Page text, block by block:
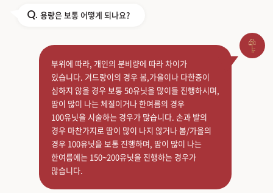
Q. 용량은 보통 어떻게 되나요?
부위에 따라, 개인의 분비량에 따라 차이가
있습니다. 겨드랑이의 경우 봄,가을이나 다한증이
심하지 않을 경우 보통 50유닛을 많이들 진행하시며,
땀이 많이 나는 체질이거나 한여름의 경우
100유닛을 시술하는 경우가 많습니다. 손과 발의
경우 마찬가지로 땀이 많이 나지 않거나 봄/가을의
경우 100유닛을 보통 진행하며, 땀이 많이 나는
한여름에는 150~200유닛을 진행하는 경우가
많습니다.